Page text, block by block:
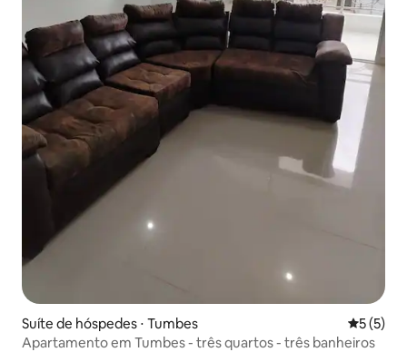
Suíte de hóspedes ⋅ Tumbes 5 de
5 (5)
Apartamento em Tumbes - três quartos - três banheiros